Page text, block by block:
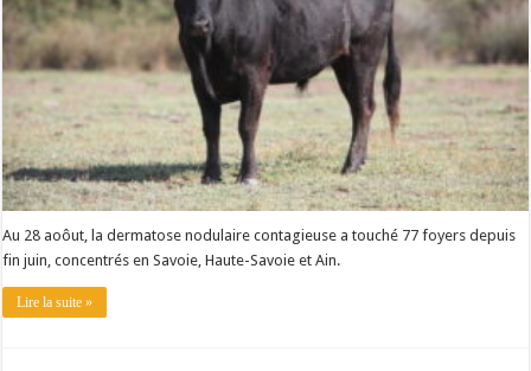
Au 28 aoôut, la dermatose nodulaire contagieuse a touché 77 foyers depuis
fin juin, concentrés en Savoie, Haute-Savoie et Ain.
Lire la suite »